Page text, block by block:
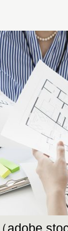
adobe